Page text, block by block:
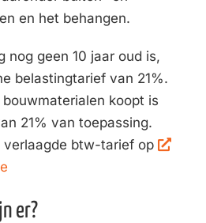
en het behangen.
nog geen 10 jaar oud is,
belastingtarief van 21%.
koopt is
21% van toepassing.
verlaagde btw-tarief op
er?